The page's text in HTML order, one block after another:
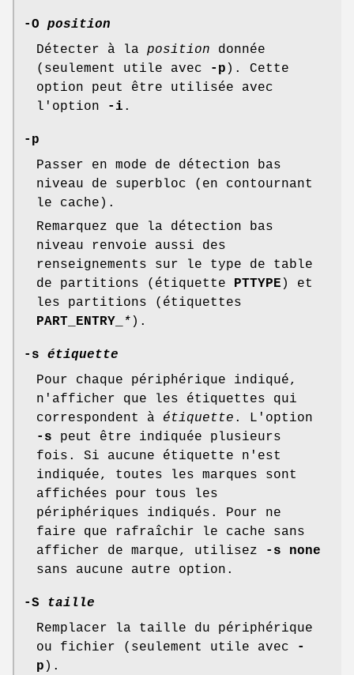
-O
position
Détecter à la position donnée
(seulement utile avec
-p ). Cette
option peut être utilisée avec
l'option
-i .
-p
Passer en mode de détection bas
niveau de superbloc (en contournant
le cache).
Remarquez que la détection bas
niveau renvoie aussi des
renseignements sur le type de table
de partitions (étiquette PTTYPE ) et
les partitions (étiquettes
PART_ENTRY_
* ).
-s étiquette
Pour chaque périphérique indiqué,
n'afficher que les étiquettes qui
correspondent à étiquette . L'option
-s peut être indiquée plusieurs
fois. Si aucune étiquette n'est
indiquée, toutes les marques sont
affichées pour tous les
périphériques indiqués. Pour ne
faire que rafraîchir le cache sans
afficher de marque, utilisez
-s none
sans aucune autre option.
-S
taille
Remplacer la taille du périphérique
ou fichier (seulement utile avec
-
p ).